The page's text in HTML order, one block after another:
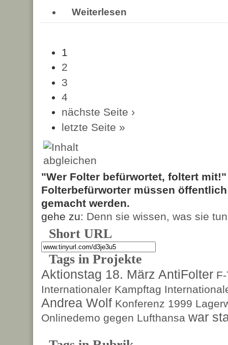
Weiterlesen
1
2
3
4
nächste Seite ›
letzte Seite »
"Wer Folter befürwortet, foltert
Folterbefürworter müssen
gemacht werden.
gehe zu: Denn sie wissen, was sie tun
Short URL
Tags in Projekte
Aktionstag 18. März AntiFolter
Internationaler Kampftag
Andrea Wolf Konferenz 1999
Onlinedemo gegen Lufthansa war